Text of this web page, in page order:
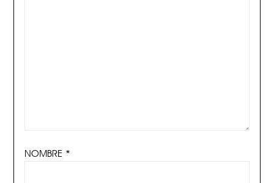
NOMBRE *